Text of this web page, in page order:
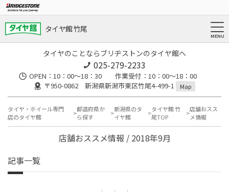
タイヤ館 竹尾
タイヤのことならブリヂストンのタイヤ館へ
025-279-2233
OPEN：10：00～18：30 作業受付：10：00～18：00
〒950-0862 新潟県新潟市東区竹尾4-499-1
Map
タイヤ・ホイール専門
店のタイヤ館
都道府県か
ら探す
新潟県のタ
イヤ館
タイヤ館 竹
尾TOP
店舗おスス
メ情報
店舗おススメ情報 / 2018年9月
記事一覧